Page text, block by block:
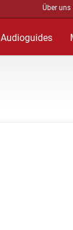
Über uns
Audioguides